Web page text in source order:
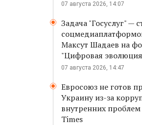
07 августа 2026, 14:07
Задача "Госуслуг" —
Максут Шадаев на
"Цифровая
07 августа 2026, 14:47
Евросоюз не готов
Украину из-за
внутренних
Times